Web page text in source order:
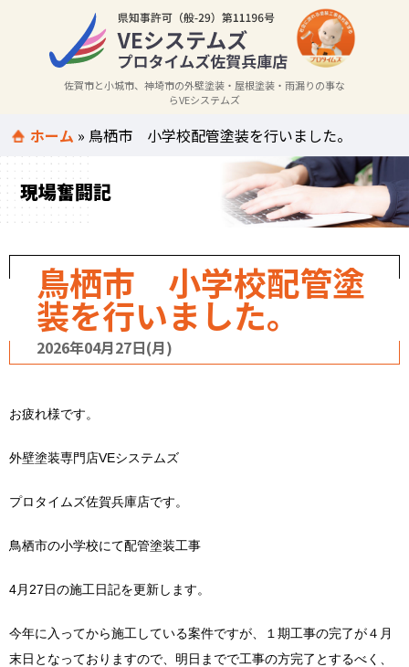
佐賀市と小城市、神埼市の外壁塗装・屋根塗装・雨漏りの事な
らVEシステムズ
ホーム » 鳥栖市 小学校配管塗装を行いました。
現場奮闘記
鳥栖市 小学校配管塗
装を行いました。
2026年04月27日(月)
お疲れ様です。
外壁塗装専門店VEシステムズ
プロタイムズ佐賀兵庫店です。
鳥栖市の小学校にて配管塗装工事
4月27日の施工日記を更新します。
今年に入ってから施工している案件ですが、１期工事の完了が４月
末日となっておりますので、明日までで工事の方完了とするべく、